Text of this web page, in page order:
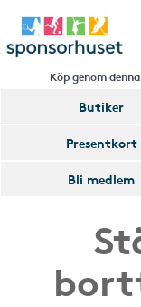
Köp genom
Butiker
Presentkort
Bli medlem